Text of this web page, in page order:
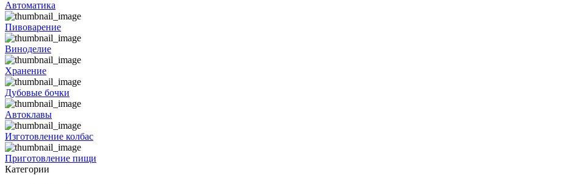
Автоматика
Пивоварение
Виноделие
Хранение
Дубовые бочки
Автоклавы
Изготовление колбас
Приготовление пищи
Категории